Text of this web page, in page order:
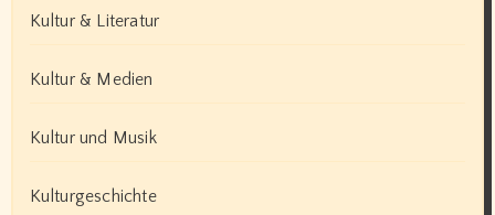
Kultur & Literatur
Kultur & Medien
Kultur und Musik
Kulturgeschichte